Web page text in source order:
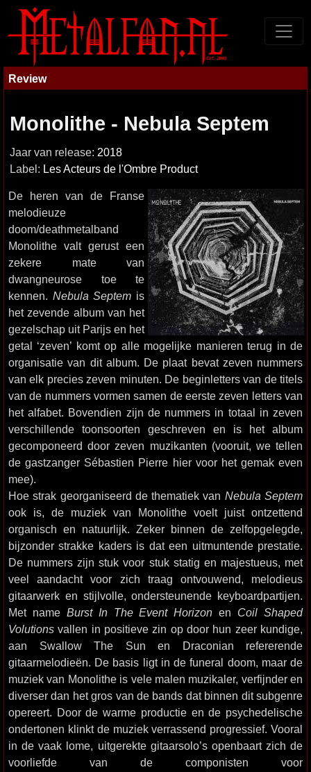
Review
Monolithe - Nebula Septem
Jaar van release: 2018
Label: Les Acteurs de l'Ombre Product
De heren van de Franse
melodieuze
doom/deathmetalband
Monolithe valt gerust een
zekere mate van
dwangneurose toe te
kennen. Nebula Septem is
het zevende album van het
gezelschap uit Parijs en het
getal ‘zeven’ komt op alle mogelijke manieren terug in de
organisatie van dit album. De plaat bevat zeven nummers
van elk precies zeven minuten. De beginletters van de titels
van de nummers vormen samen de eerste zeven letters van
het alfabet. Bovendien zijn de nummers in totaal in zeven
verschillende toonsoorten geschreven en is het album
gecomponeerd door zeven muzikanten (vooruit, we tellen
de gastzanger Sébastien Pierre hier voor het gemak even
mee).
Hoe strak georganiseerd de thematiek van Nebula Septem
ook is, de muziek van Monolithe voelt juist ontzettend
organisch en natuurlijk. Zeker binnen de zelfopgelegde,
bijzonder strakke kaders is dat een uitmuntende prestatie.
De nummers zijn stuk voor stuk statig en majestueus, met
veel aandacht voor zich traag ontvouwend, melodieus
gitaarwerk en stijlvolle, ondersteunende keyboardpartijen.
Met name Burst In The Event Horizon en Coil Shaped
Volutions vallen in positieve zin op door hun zeer kundige,
aan Swallow The Sun en Draconian refererende
gitaarmelodieën. De basis ligt in de funeral doom, maar de
muziek van Monolithe is vele malen muzikaler, verfijnder en
diverser dan het gros van de bands dat binnen dit subgenre
opereert. Door de warme productie en de psychedelische
ondertonen klinkt de muziek verrassend progressief. Vooral
in de vaak lome, uitgerekte gitaarsolo’s openbaart zich de
voorliefde van de componisten voor